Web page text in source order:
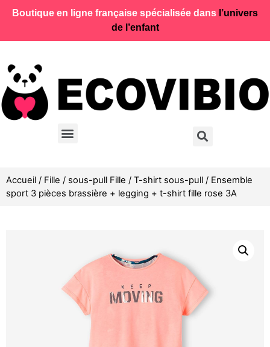
Boutique en ligne française spécialisée dans l’univers
de l’enfant
Accueil / Fille / sous-pull Fille / T-shirt sous-pull / Ensemble
sport 3 pièces brassière + legging + t-shirt fille rose 3A